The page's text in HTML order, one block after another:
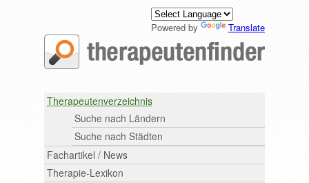
Powered by Translate
Therapeutenverzeichnis
Suche nach Ländern
Suche nach Städten
Fachartikel / News
Therapie-Lexikon